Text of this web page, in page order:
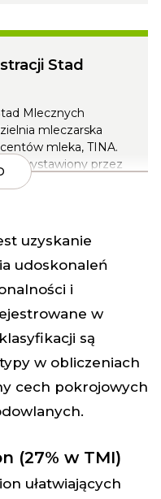
uzyskanie
udoskonaleń
i
w
są
w obliczeniach
cech pokrojowych
(27% w TMI)
ułatwiających
Stad
Mlecznych
mleczarska
mleka, TINA.
wystawiony przez
zwierząt
i rozległego zbioru
Rejestracji Stad